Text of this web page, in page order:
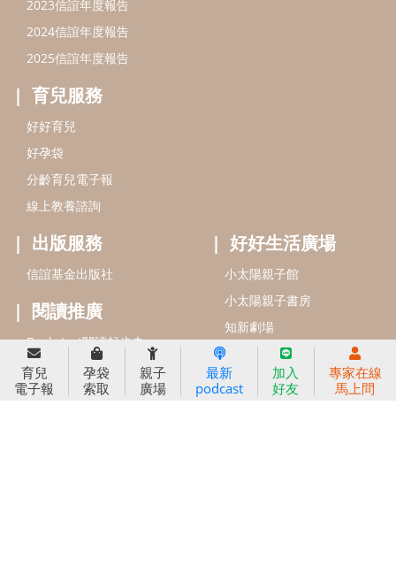
信誼基金會
信誼兒童發展國際研討會
2023信誼年度報告
2024信誼年度報告
2025信誼年度報告
育兒服務
好好育兒
好孕袋
小袋鼠幼師網
育兒
電子報
孕袋
索取
親子
廣場
最新
podcast
加入
好友
專家在線
馬上問